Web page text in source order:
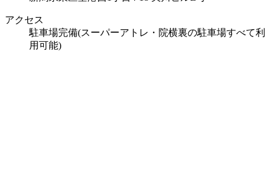
アクセス
駐車場完備(スーパーアトレ・院横裏の駐車場すべて利
用可能)